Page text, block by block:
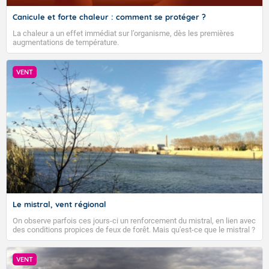
VIGILANCE ROUGE
Canicule et forte chaleur : comment se protéger ?
La chaleur a un effet immédiat sur l’organisme, dès les premières
augmentations de température.
VENT
Le mistral, vent régional
On observe parfois ces jours-ci un renforcement du mistral, en lien avec
des conditions propices de feux de forêt. Mais qu'est-ce que le mistral ?
Quelles sont ses caractéristiques ? Le mistral est un vent régional,
turbulent et généralement sec, pouvant souffler à une vitesse moyenne
de 50 km/h et atteindre 80 à 100 km/h en rafales, parfois davantage. Il
parcourt la basse vallée du Rhône et la Provence et envahit le littoral
VENT